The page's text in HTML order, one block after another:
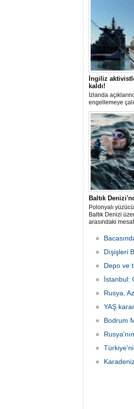
İngiliz
kaldı!
İzlanda
engellemeye
güçlerince
protesto
günlerdir
verilmediğini ve
edildiğini öne
Britanyalı
Baltık
Polonyalı
Baltık Denizi
arasındaki
Dışişleri
Depo ve
İstanbul:
Rusya,
YAŞ
Bodrum